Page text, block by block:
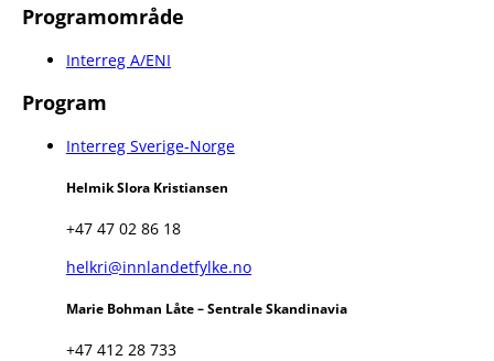
Programområde
Interreg A/ENI
Program
Interreg Sverige-Norge
Helmik Slora Kristiansen
+47 47 02 86 18
helkri@innlandetfylke.no
Marie Bohman Låte – Sentrale Skandinavia
+47 412 28 733